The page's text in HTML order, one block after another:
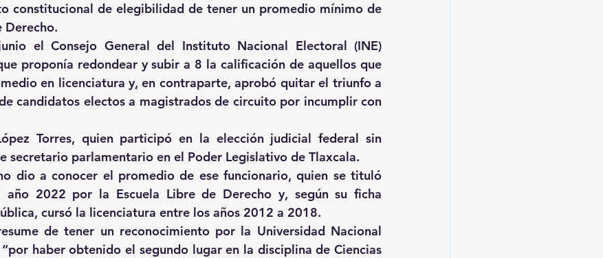
constitucional de elegibilidad de tener un promedio mínimo de
Derecho.
el Consejo General del Instituto Nacional Electoral (INE)
proponía redondear y subir a 8 la calificación de aquellos que
en licenciatura y, en contraparte, aprobó quitar el triunfo a
candidatos electos a magistrados de circuito por incumplir con
Torres, quien participó en la elección judicial federal sin
secretario parlamentario en el Poder Legislativo de Tlaxcala.
dio a conocer el promedio de ese funcionario, quien se tituló
2022 por la Escuela Libre de Derecho y, según su ficha
cursó la licenciatura entre los años 2012 a 2018.
de tener un reconocimiento por la Universidad Nacional
haber obtenido el segundo lugar en la disciplina de Ciencias